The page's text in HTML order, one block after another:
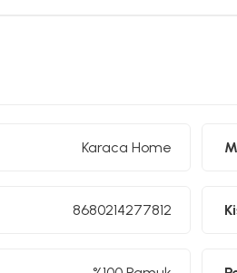
Karaca Home
8680214277812